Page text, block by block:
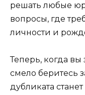
решать любые
вопросы, где
личности и
Теперь, когда вы
смело беритесь
дубликата